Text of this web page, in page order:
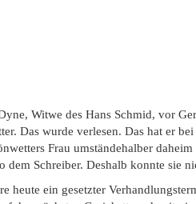
Witwe des Hans Schmid, vor
Das wurde verlesen. Das hat er
Frau umständehalber
dem Schreiber. Deshalb konnte sie
heute ein gesetzter